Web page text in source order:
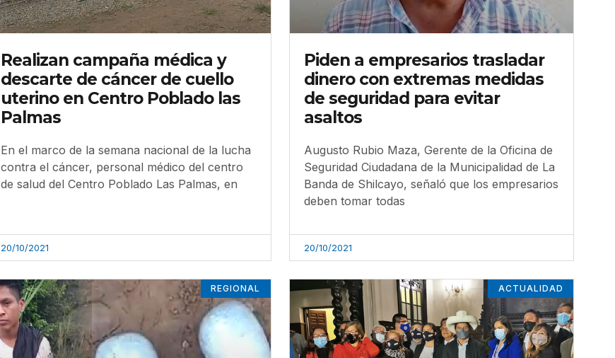
Realizan campaña médica y
descarte de cáncer de cuello
uterino en Centro Poblado las
Palmas
En el marco de la semana nacional de la lucha
contra el cáncer, personal médico del centro
de salud del Centro Poblado Las Palmas, en
20/10/2021
Piden a empresarios trasladar
dinero con extremas medidas
de seguridad para evitar
asaltos
Augusto Rubio Maza, Gerente de la Oficina de
Seguridad Ciudadana de la Municipalidad de La
Banda de Shilcayo, señaló que los empresarios
deben tomar todas
20/10/2021
REGIONAL ACTUALIDAD